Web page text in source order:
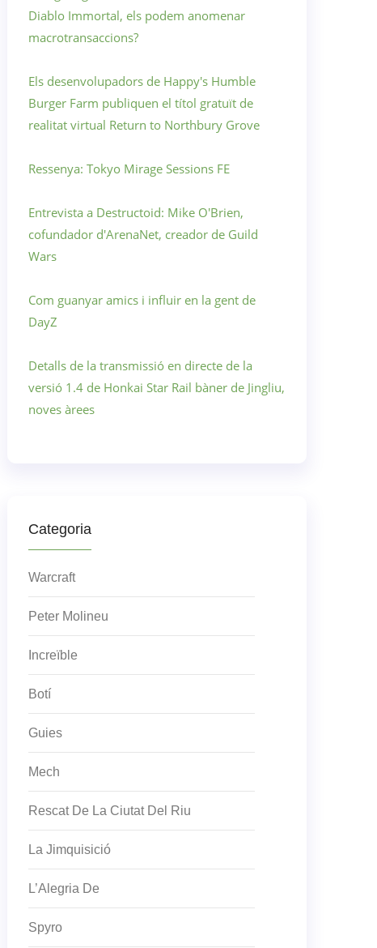
Diablo Immortal, els podem anomenar
macrotransaccions?
Els desenvolupadors de Happy's Humble
Burger Farm publiquen el títol gratuït de
realitat virtual Return to Northbury Grove
Ressenya: Tokyo Mirage Sessions FE
Entrevista a Destructoid: Mike O'Brien,
cofundador d'ArenaNet, creador de Guild
Wars
Com guanyar amics i influir en la gent de
DayZ
Detalls de la transmissió en directe de la
versió 1.4 de Honkai Star Rail bàner de Jingliu,
noves àrees
Categoria
Warcraft
Peter Molineu
Increïble
Botí
Guies
Mech
Rescat De La Ciutat Del Riu
La Jimquisició
L’Alegria De
Spyro